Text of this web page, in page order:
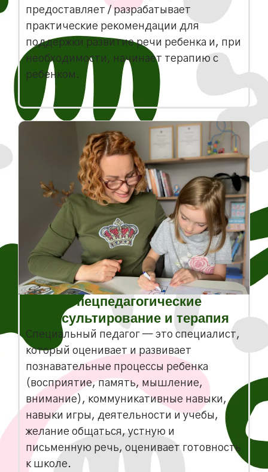
предоставляет / разрабатывает
практические рекомендации для
поддержки развитие речи ребенка и, при
необходимости, начинает терапию с
ребенком.
Спецпедагогические
консультирование и терапия
Специальный педагог — это специалист,
который оценивает и развивает
познавательные процессы ребенка
(восприятие, память, мышление,
внимание), коммуникативные навыки,
навыки игры, деятельности и учебы,
желание общаться, устную и
письменную речь, оценивает готовность
к школе.